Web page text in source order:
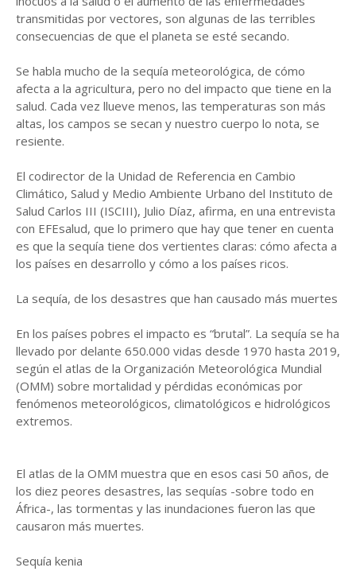
transmitidas por vectores, son algunas de las terribles
consecuencias de que el planeta se esté secando.
Se habla mucho de la sequía meteorológica, de cómo
afecta a la agricultura, pero no del impacto que tiene en la
salud. Cada vez llueve menos, las temperaturas son más
altas, los campos se secan y nuestro cuerpo lo nota, se
resiente.
El codirector de la Unidad de Referencia en Cambio
Climático, Salud y Medio Ambiente Urbano del Instituto de
Salud Carlos III (ISCIII), Julio Díaz, afirma, en una entrevista
con EFEsalud, que lo primero que hay que tener en cuenta
es que la sequía tiene dos vertientes claras: cómo afecta a
los países en desarrollo y cómo a los países ricos.
La sequía, de los desastres que han causado más muertes
En los países pobres el impacto es “brutal”. La sequía se ha
llevado por delante 650.000 vidas desde 1970 hasta 2019,
según el atlas de la Organización Meteorológica Mundial
(OMM) sobre mortalidad y pérdidas económicas por
fenómenos meteorológicos, climatológicos e hidrológicos
extremos.
El atlas de la OMM muestra que en esos casi 50 años, de
los diez peores desastres, las sequías -sobre todo en
África-, las tormentas y las inundaciones fueron las que
causaron más muertes.
Sequía kenia